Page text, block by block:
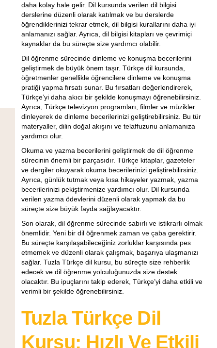
daha kolay hale gelir. Dil kursunda verilen dil bilgisi
derslerine düzenli olarak katılmak ve bu derslerde
öğrendiklerinizi tekrar etmek, dil bilgisi kurallarını daha iyi
anlamanızı sağlar. Ayrıca, dil bilgisi kitapları ve çevrimiçi
kaynaklar da bu süreçte size yardımcı olabilir.
Dil öğrenme sürecinde dinleme ve konuşma becerilerini
geliştirmek de büyük önem taşır. Türkçe dil kursunda,
öğretmenler genellikle öğrencilere dinleme ve konuşma
pratiği yapma fırsatı sunar. Bu fırsatları değerlendirerek,
Türkçe’yi daha akıcı bir şekilde konuşmayı öğrenebilirsiniz.
Ayrıca, Türkçe televizyon programları, filmler ve müzikler
dinleyerek de dinleme becerilerinizi geliştirebilirsiniz. Bu tür
materyaller, dilin doğal akışını ve telaffuzunu anlamanıza
yardımcı olur.
Okuma ve yazma becerilerini geliştirmek de dil öğrenme
sürecinin önemli bir parçasıdır. Türkçe kitaplar, gazeteler
ve dergiler okuyarak okuma becerilerinizi geliştirebilirsiniz.
Ayrıca, günlük tutmak veya kısa hikayeler yazmak, yazma
becerilerinizi pekiştirmenize yardımcı olur. Dil kursunda
verilen yazma ödevlerini düzenli olarak yapmak da bu
süreçte size büyük fayda sağlayacaktır.
Son olarak, dil öğrenme sürecinde sabırlı ve istikrarlı olmak
önemlidir. Yeni bir dil öğrenmek zaman ve çaba gerektirir.
Bu süreçte karşılaşabileceğiniz zorluklar karşısında pes
etmemek ve düzenli olarak çalışmak, başarıya ulaşmanızı
sağlar. Tuzla Türkçe dil kursu, bu süreçte size rehberlik
edecek ve dil öğrenme yolculuğunuzda size destek
olacaktır. Bu ipuçlarını takip ederek, Türkçe’yi daha etkili ve
verimli bir şekilde öğrenebilirsiniz.
Tuzla Türkçe Dil
Kursu: Hızlı Ve Etkili